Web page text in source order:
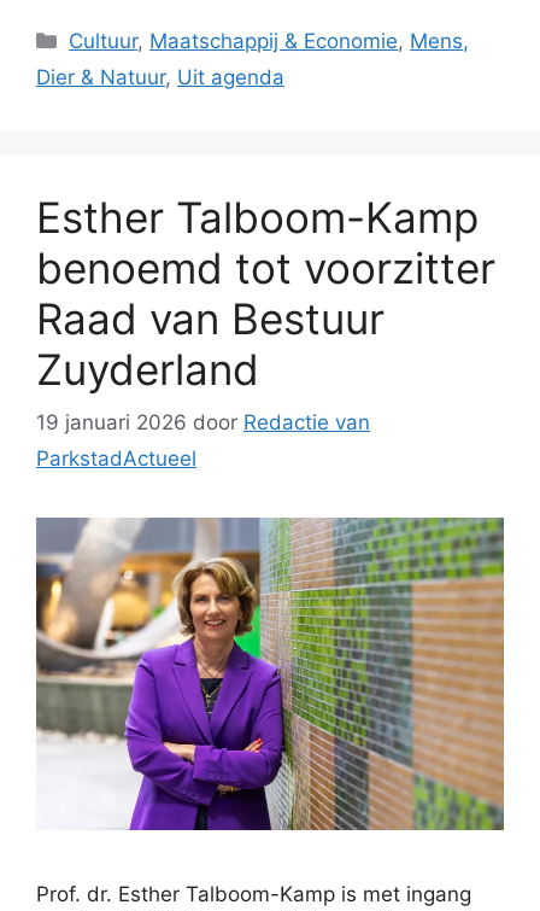
Categorieën
Cultuur, Maatschappij & Economie, Mens,
Dier & Natuur, Uit agenda
Esther Talboom-Kamp
benoemd tot voorzitter
Raad van Bestuur
Zuyderland
19 januari 2026 door Redactie van
ParkstadActueel
Prof. dr. Esther Talboom-Kamp is met ingang